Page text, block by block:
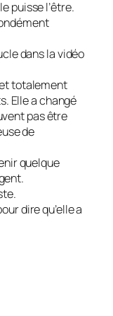
puisse l’être.
dans la vidéo
totalement
Elle a changé
pas être
de
quelque
dire qu’elle a